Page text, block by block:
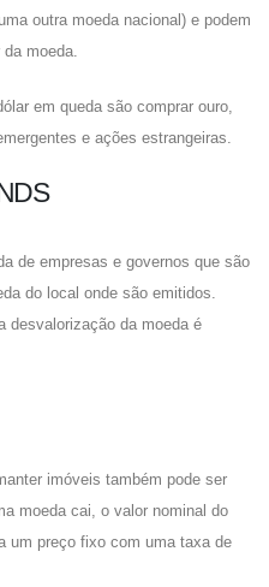
outra moeda nacional) e podem
moeda.
em queda são comprar ouro,
e ações estrangeiras.
de empresas e governos que são
do local onde são emitidos.
desvalorização da moeda é
imóveis também pode ser
moeda cai, o valor nominal do
um preço fixo com uma taxa de